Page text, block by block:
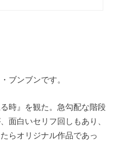
ブンブンです。
時』を観た。急勾配な階段
面白いセリフ回しもあり、
らオリジナル作品であっ